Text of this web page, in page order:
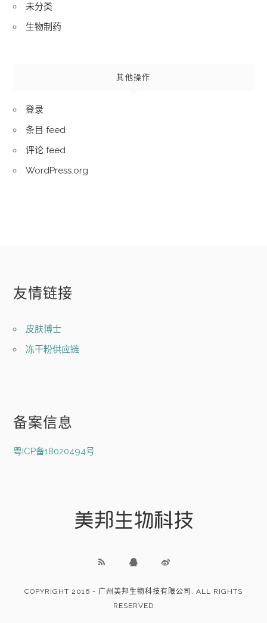
未分类
生物制药
其他操作
登录
条目 feed
评论 feed
WordPress.org
友情链接
皮肤博士
冻干粉供应链
备案信息
粤ICP备18020494号
COPYRIGHT 2016 - 广州美邦生物科技有限公司. ALL RIGHTS
RESERVED